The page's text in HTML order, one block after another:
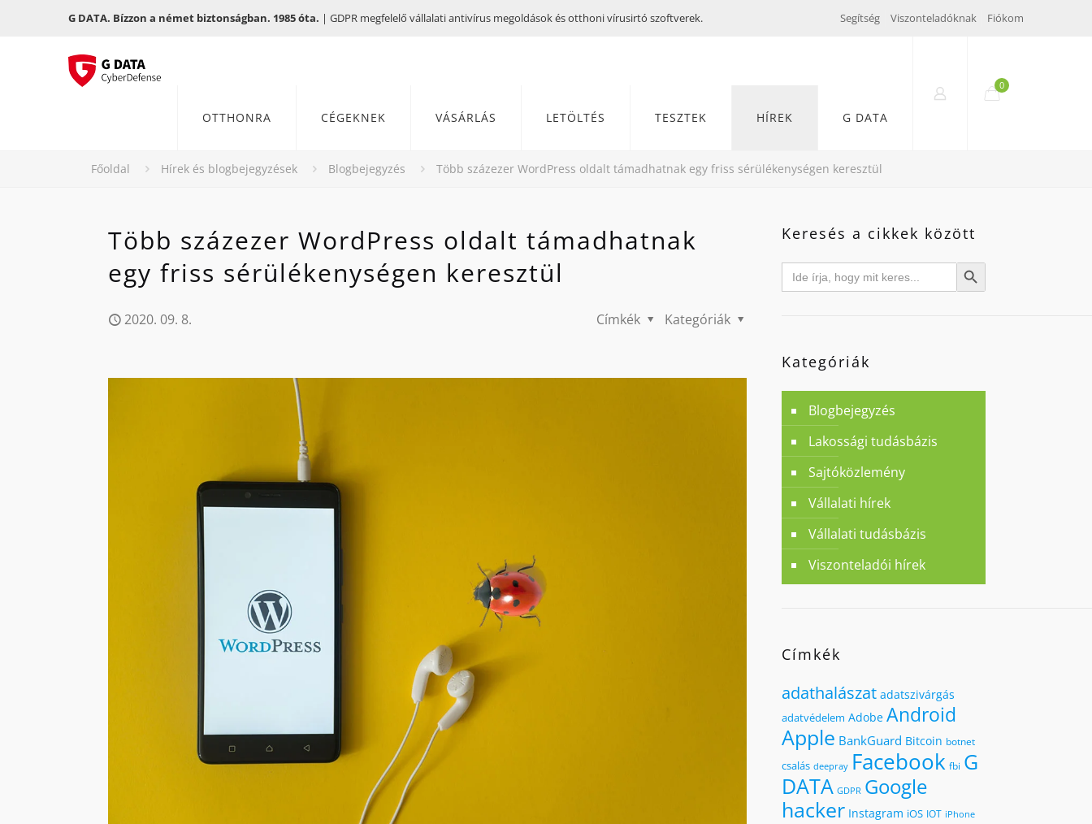
G DATA. Bízzon a német biztonságban. 1985 óta. | GDPR megfelelő vállalati antivírus megoldások és otthoni vírusirtó szoftverek. Segítség Viszonteladóknak Fiókom
OTTHONRA CÉGEKNEK VÁSÁRLÁS LETÖLTÉS TESZTEK HÍREK G DATA
0
Főoldal Hírek és blogbejegyzések Blogbejegyzés Több százezer WordPress oldalt támadhatnak egy friss sérülékenységen keresztül
Több százezer WordPress oldalt támadhatnak
egy friss sérülékenységen keresztül
2020. 09. 8. Kategóriák
Címkék
Keresés a cikkek között
Search
for: Search Button
Kategóriák
Blogbejegyzés
Lakossági tudásbázis
Sajtóközlemény
Vállalati hírek
Vállalati tudásbázis
Viszonteladói hírek
Címkék
adathalászat adatszivárgás
adatvédelem Adobe Android
Apple BankGuard Bitcoin botnet
csalás deepray Facebook fbi G
DATA GDPR Google
hacker Instagram iOS IOT iPhone